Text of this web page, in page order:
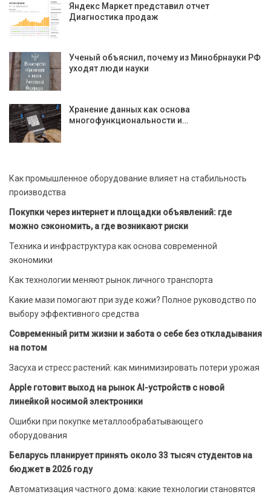
Яндекс Маркет представил отчет
Диагностика продаж
Ученый объяснил, почему из Минобрнауки РФ
уходят люди науки
Хранение данных как основа
многофункциональности и…
Как промышленное оборудование влияет на стабильность
производства
Покупки через интернет и площадки объявлений: где
можно сэкономить, а где возникают риски
Техника и инфраструктура как основа современной
экономики
Как технологии меняют рынок личного транспорта
Какие мази помогают при зуде кожи? Полное руководство по
выбору эффективного средства
Современный ритм жизни и забота о себе без откладывания
на потом
Засуха и стресс растений: как минимизировать потери урожая
Apple готовит выход на рынок AI-устройств с новой
линейкой носимой электроники
Ошибки при покупке металлообрабатывающего
оборудования
Беларусь планирует принять около 33 тысяч студентов на
бюджет в 2026 году
Автоматизация частного дома: какие технологии становятся